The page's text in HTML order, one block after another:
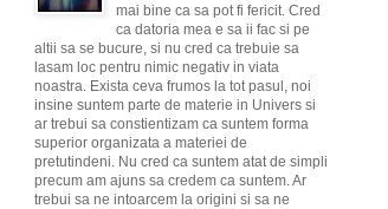
mai bine ca sa pot fi fericit. Cred
ca datoria mea e sa ii fac si pe
altii sa se bucure, si nu cred ca trebuie sa
lasam loc pentru nimic negativ in viata
noastra. Exista ceva frumos la tot pasul, noi
insine suntem parte de materie in Univers si
ar trebui sa constientizam ca suntem forma
superior organizata a materiei de
pretutindeni. Nu cred ca suntem atat de simpli
precum am ajuns sa credem ca suntem. Ar
trebui sa ne intoarcem la origini si sa ne